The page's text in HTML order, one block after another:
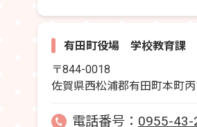
有田町役場 学校教育課
〒844-0018
佐賀県西松浦郡有田町本町
電話番号： 0955-43-